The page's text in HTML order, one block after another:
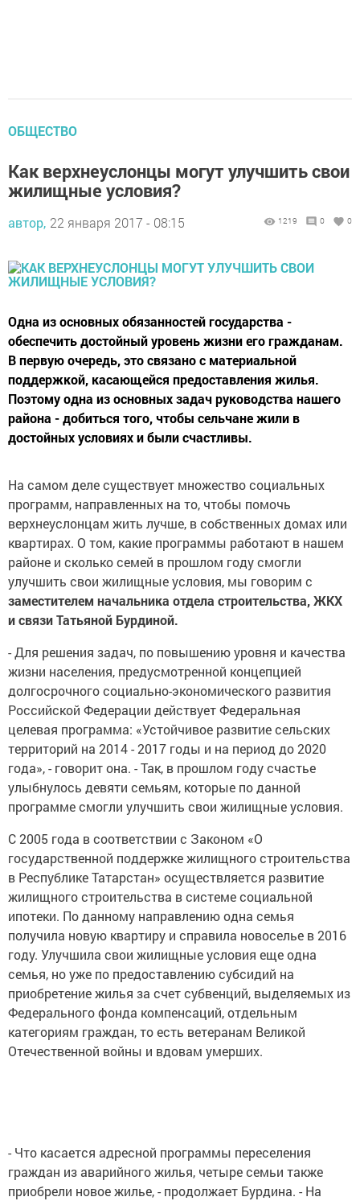
ОБЩЕСТВО
Как верхнеуслонцы могут улучшить свои
жилищные условия?
автор, 22 января 2017 - 08:15 1219 0 0
Одна из основных обязанностей государства -
обеспечить достойный уровень жизни его гражданам.
В первую очередь, это связано с материальной
поддержкой, касающейся предоставления жилья.
Поэтому одна из основных задач руководства нашего
района - добиться того, чтобы сельчане жили в
достойных условиях и были счастливы.
На самом деле существует множество социальных
программ, направленных на то, чтобы помочь
верхнеуслонцам жить лучше, в собственных домах или
квартирах. О том, какие программы работают в нашем
районе и сколько семей в прошлом году смогли
улучшить свои жилищные условия, мы говорим с
заместителем начальника отдела строительства, ЖКХ
и связи Татьяной Бурдиной.
- Для решения задач, по повышению уровня и качества
жизни населения, предусмотренной концепцией
долгосрочного социально-экономического развития
Российской Федерации действует Федеральная
целевая программа: «Устойчивое развитие сельских
территорий на 2014 - 2017 годы и на период до 2020
года», - говорит она. - Так, в прошлом году счастье
улыбнулось девяти семьям, которые по данной
программе смогли улучшить свои жилищные условия.
С 2005 года в соответствии с Законом «О
государственной поддержке жилищного строительства
в Республике Татарстан» осуществляется развитие
жилищного строительства в системе социальной
ипотеки. По данному направлению одна семья
получила новую квартиру и справила новоселье в 2016
году. Улучшила свои жилищные условия еще одна
семья, но уже по предоставлению субсидий на
приобретение жилья за счет субвенций, выделяемых из
Федерального фонда компенсаций, отдельным
категориям граждан, то есть ветеранам Великой
Отечественной войны и вдовам умерших.
- Что касается адресной программы переселения
граждан из аварийного жилья, четыре семьи также
приобрели новое жилье, - продолжает Бурдина. - На